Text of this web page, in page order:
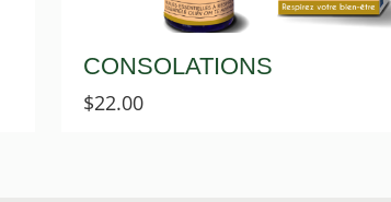
CONSOLATIONS
$22.00